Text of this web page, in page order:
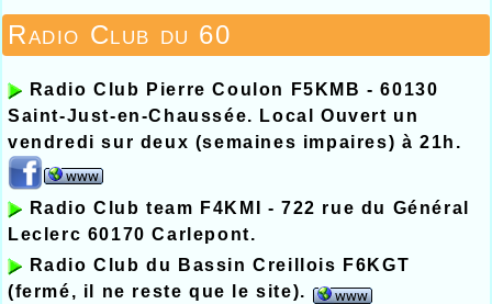
Radio Club du 60
Radio Club Pierre Coulon F5KMB - 60130
Saint-Just-en-Chaussée. Local Ouvert un
vendredi sur deux (semaines impaires) à 21h.
Radio Club team F4KMI - 722 rue du Général
Leclerc 60170 Carlepont.
Radio Club du Bassin Creillois F6KGT
(fermé, il ne reste que le site).